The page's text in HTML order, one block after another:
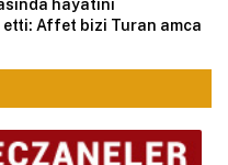
hayatını
Affet bizi Turan amca